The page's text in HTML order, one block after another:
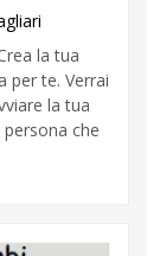
la tua
per te. Verrai
la tua
che